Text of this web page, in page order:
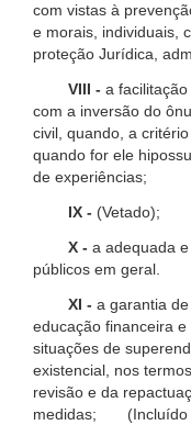
com vistas à
e morais, individuais,
proteção Jurídica,
VIII - a
com a inversão do
civil, quando, a
quando for ele
de experiências;
IX - (Vetado);
X - a adequada
públicos em geral.
XI - a garantia
educação financeira
situações de
existencial, nos
revisão e da
medidas; (Incluído